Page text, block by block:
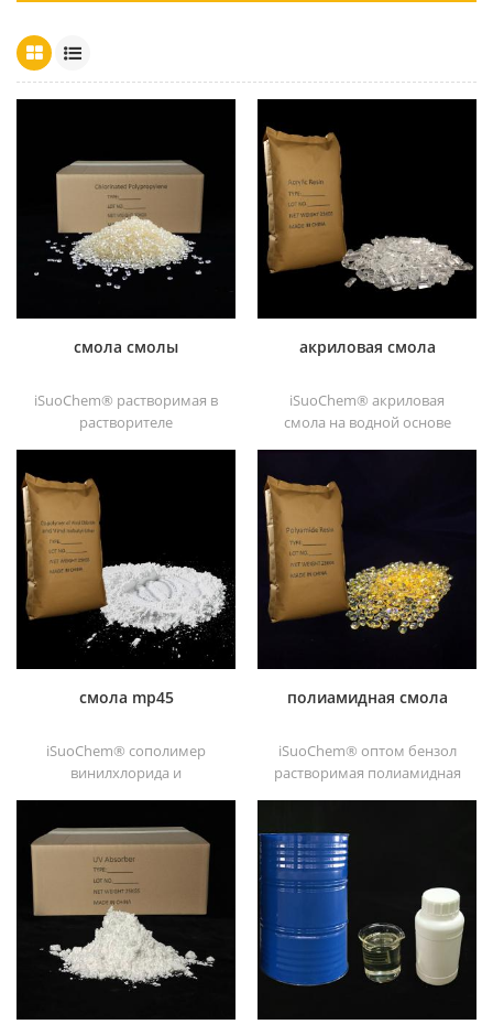
смола смолы
iSuoChem® растворимая в
растворителе
растворимый в
растворителе
хлорированный
полипропиленовый
усилитель адгезии для
полиолефиновые
субстраты.
акриловая смола
iSuoChem® акриловая
смола на водной основе
абразивостойкость,
хорошая растворимость,
высокая прозрачность,
хорошая печатность и
хорошая транзитивность.
смола mp45
iSuoChem® сополимер
винилхлорида и
mp45. Это хороший тип
хлорированного
связующего,
разработанный для
печатной краски и тяжелых
антикоррозийных красок
полиамидная смола
iSuoChem® оптом бензол
растворимая полиамидная
dt508, dt588 и dt556 ,